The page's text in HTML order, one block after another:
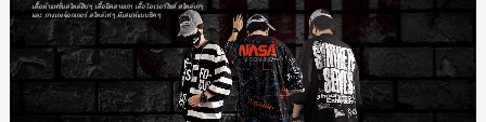
เสื้อผ้าแฟชั่นสไตล์ฮิปๆ เสื้อยืดสายเกา เสื้อโอเวอร์ไซส์ สไตล์เก๋ๆ
และ กางเกงจ๊อกเกอร์ สไตล์เท่ๆ มีเสน่ห์แบบชิคๆ